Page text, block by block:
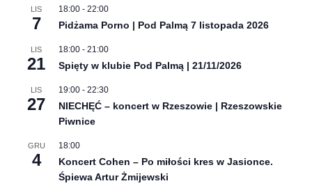
LIS
7
18:00 - 22:00
Pidżama Porno | Pod Palmą 7 listopada 2026
LIS
21
18:00 - 21:00
Spięty w klubie Pod Palmą | 21/11/2026
LIS
27
19:00 - 22:30
NIECHĘĆ – koncert w Rzeszowie | Rzeszowskie
Piwnice
GRU
4
18:00
Koncert Cohen – Po miłości kres w Jasionce.
Śpiewa Artur Żmijewski